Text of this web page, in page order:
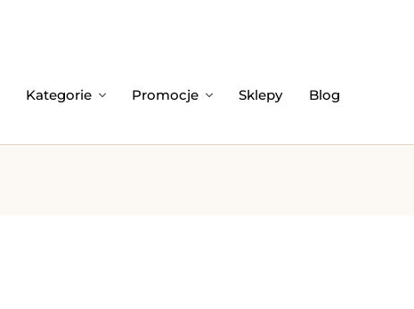
Kategorie Promocje Sklepy Blog